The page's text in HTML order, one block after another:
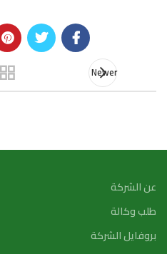
Newer
عن الشركة
طلب وكالة
بروفايل الشركة